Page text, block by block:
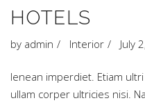
HOTELS
by admin Interior July
Ienean imperdiet. Etiam
ullam corper ultricies nisi.